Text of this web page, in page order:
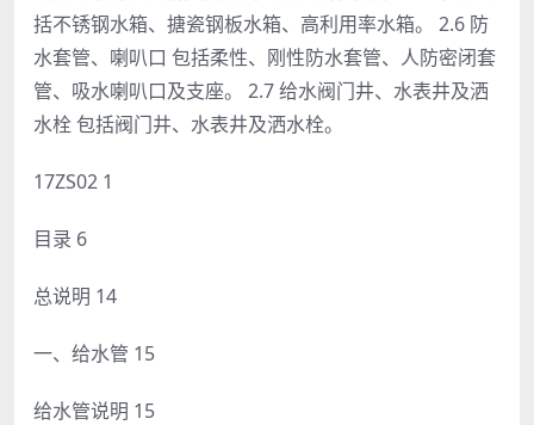
括不锈钢水箱、搪瓷钢板水箱、高利用率水箱。 2.6 防
水套管、喇叭口 包括柔性、刚性防水套管、人防密闭套
管、吸水喇叭口及支座。 2.7 给水阀门井、水表井及洒
水栓 包括阀门井、水表井及洒水栓。
17ZS02 1
目录 6
总说明 14
一、给水管 15
给水管说明 15